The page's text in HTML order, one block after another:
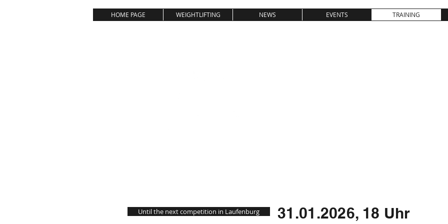
HOME PAGE WEIGHTLIFTING NEWS EVENTS TRAINING
Until the next competition in Laufenburg
31.01.2026, 18 Uhr